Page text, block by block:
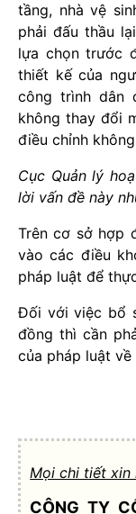
tầng, nhà vệ
phải đấu thầu
lựa chọn trước
thiết kế của
công trình dân
không thay đổi
điều chỉnh
Cục Quản lý
lời vấn đề này
Trên cơ sở hợp
vào các điều
pháp luật để
Đối với việc bổ
đồng thì cần
của pháp luật về
Mọi chi tiết xin
CÔNG TY